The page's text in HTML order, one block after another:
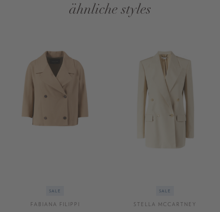
ähnliche styles
SALE
FABIANA FILIPPI
SALE
STELLA MCCARTNEY